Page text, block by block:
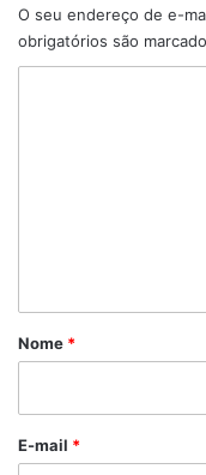
O seu endereço de e-
obrigatórios são
r
*
Nome *
E-mail *